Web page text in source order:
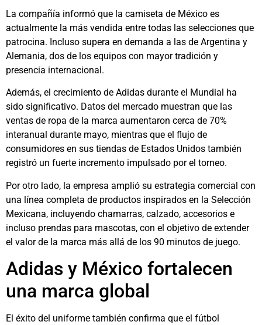
La compañía informó que la camiseta de México es
actualmente la más vendida entre todas las selecciones que
patrocina. Incluso supera en demanda a las de Argentina y
Alemania, dos de los equipos con mayor tradición y
presencia internacional.
Además, el crecimiento de Adidas durante el Mundial ha
sido significativo. Datos del mercado muestran que las
ventas de ropa de la marca aumentaron cerca de 70%
interanual durante mayo, mientras que el flujo de
consumidores en sus tiendas de Estados Unidos también
registró un fuerte incremento impulsado por el torneo.
Por otro lado, la empresa amplió su estrategia comercial con
una línea completa de productos inspirados en la Selección
Mexicana, incluyendo chamarras, calzado, accesorios e
incluso prendas para mascotas, con el objetivo de extender
el valor de la marca más allá de los 90 minutos de juego.
Adidas y México fortalecen
una marca global
El éxito del uniforme también confirma que el fútbol